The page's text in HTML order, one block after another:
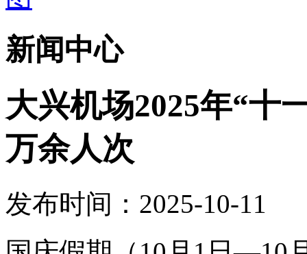
新闻中心
大兴机场2025年“十
万余人次
发布时间：2025-10-11